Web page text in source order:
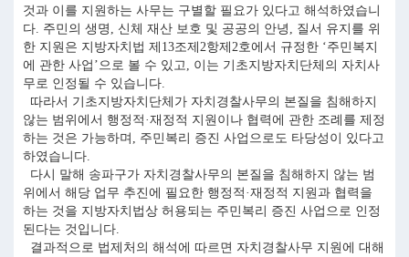
것과 이를 지원하는 사무는 구별할 필요가 있다고 해석하였습니
다. 주민의 생명, 신체 재산 보호 및 공공의 안녕, 질서 유지를 위
한 지원은 지방자치법 제13조제2항제2호에서 규정한 ‘주민복지
에 관한 사업’으로 볼 수 있고, 이는 기초지방자치단체의 자치사
무로 인정될 수 있습니다.
따라서 기초지방자치단체가 자치경찰사무의 본질을 침해하지
않는 범위에서 행정적·재정적 지원이나 협력에 관한 조례를 제정
하는 것은 가능하며, 주민복리 증진 사업으로도 타당성이 있다고
하였습니다.
다시 말해 송파구가 자치경찰사무의 본질을 침해하지 않는 범
위에서 해당 업무 추진에 필요한 행정적·재정적 지원과 협력을
하는 것을 지방자치법상 허용되는 주민복리 증진 사업으로 인정
된다는 것입니다.
결과적으로 법제처의 해석에 따르면 자치경찰사무 지원에 대해